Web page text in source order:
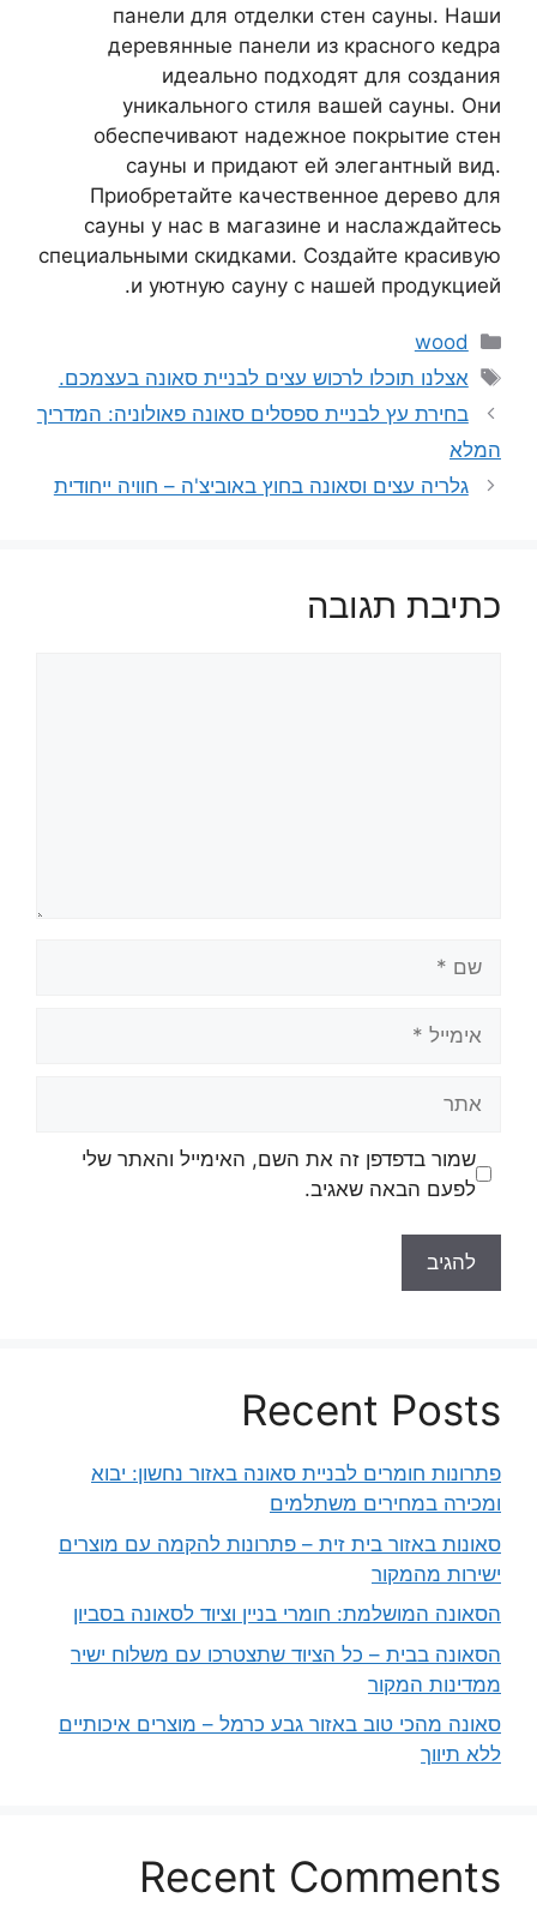
панели для отделки стен сауны. Наши
деревянные панели из красного кедра
идеально подходят для создания
уникального стиля вашей сауны. Они
обеспечивают надежное покрытие стен
сауны и придают ей элегантный вид.
Приобретайте качественное дерево для
сауны у нас в магазине и наслаждайтесь
специальными скидками. Создайте красивую
и уютную сауну с нашей продукцией.
קטגוריות
wood
תגיות
אצלנו תוכלו לרכוש עצים לבניית סאונה בעצמכם.
בחירת עץ לבניית ספסלים סאונה פאולוניה: המדריך
המלא
גלריה עצים וסאונה בחוץ באוביצ'ה – חוויה ייחודית
כתיבת תגובה
שמור בדפדפן זה את השם, האימייל והאתר שלי
לפעם הבאה שאגיב.
Recent Posts
פתרונות חומרים לבניית סאונה באזור נחשון: יבוא
ומכירה במחירים משתלמים
סאונות באזור בית זית – פתרונות להקמה עם מוצרים
ישירות מהמקור
הסאונה המושלמת: חומרי בניין וציוד לסאונה בסביון
הסאונה בבית – כל הציוד שתצטרכו עם משלוח ישיר
ממדינות המקור
סאונה מהכי טוב באזור גבע כרמל – מוצרים איכותיים
ללא תיווך
Recent Comments